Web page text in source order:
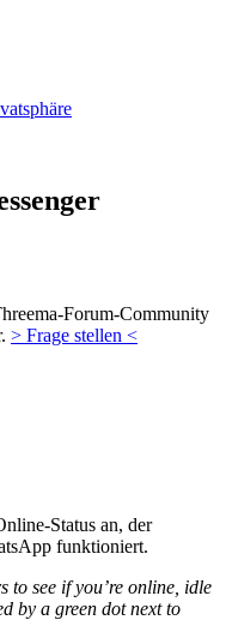
Forum-Community
> Frage stellen <
Status an, der
funktioniert.
to see if you’re online, idle
by a green dot next to